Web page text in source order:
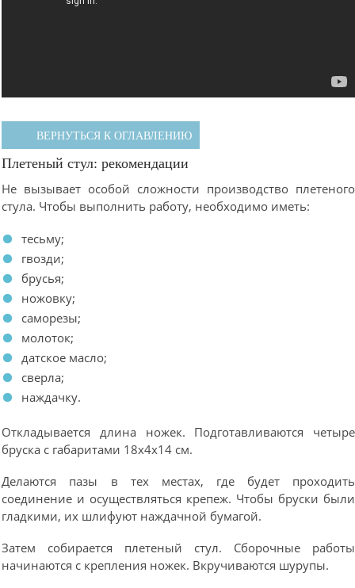
ВЕРНУТЬСЯ К ОГЛАВЛЕНИЮ
Плетеный стул: рекомендации
Не вызывает особой сложности производство плетеного
стула. Чтобы выполнить работу, необходимо иметь:
тесьму;
гвозди;
брусья;
ножовку;
саморезы;
молоток;
датское масло;
сверла;
наждачку.
Откладывается длина ножек. Подготавливаются четыре
бруска с габаритами 18х4х14 см.
Делаются пазы в тех местах, где будет проходить
соединение и осуществляться крепеж. Чтобы бруски были
гладкими, их шлифуют наждачной бумагой.
Затем собирается плетеный стул. Сборочные работы
начинаются с крепления ножек. Вкручиваются шурупы.